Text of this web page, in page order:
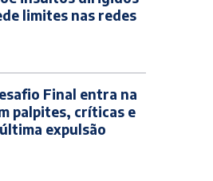
limites nas redes
Final entra na
palpites, críticas e
expulsão